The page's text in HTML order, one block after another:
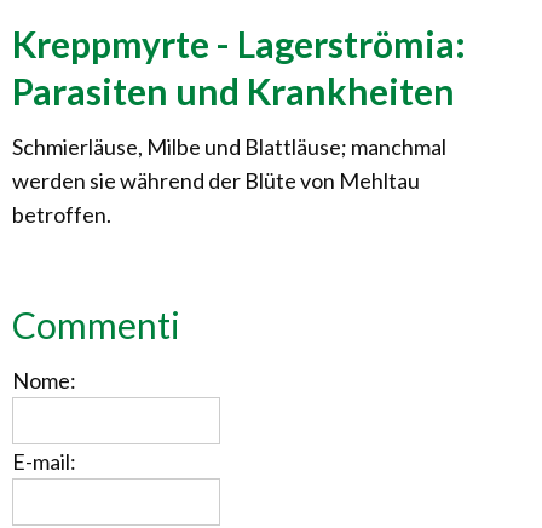
Kreppmyrte - Lagerströmia:
Parasiten und Krankheiten
Schmierläuse, Milbe und Blattläuse; manchmal
werden sie während der Blüte von Mehltau
betroffen.
Commenti
Nome:
E-mail: